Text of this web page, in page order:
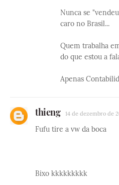
Nunca se
caro no Brasil...
Quem trabalha
do que estou a
Apenas
thieng 14 de dezembro de
Fufu tire a vw da boca
Bixo kkkkkkkkk